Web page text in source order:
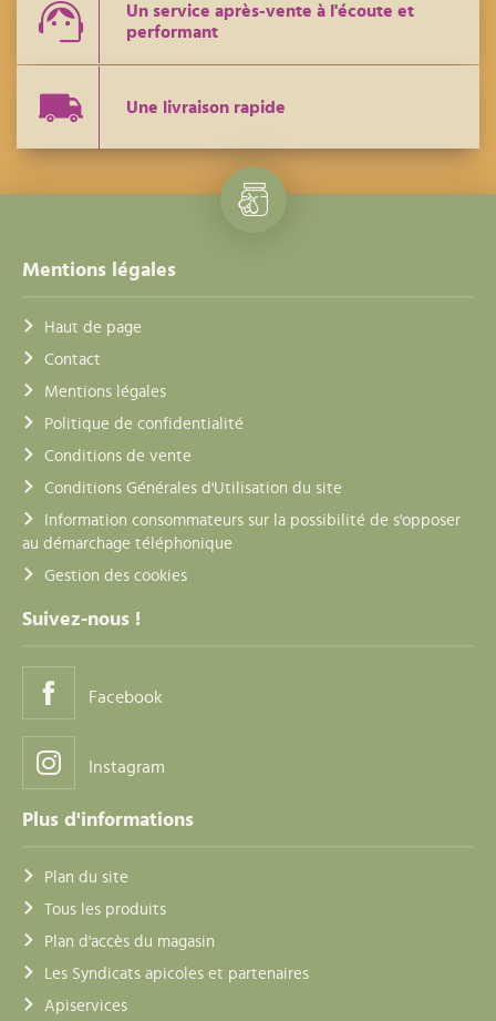
Un service après-vente à l'écoute et
performant
Une livraison rapide
Mentions légales
Haut de page
Contact
Mentions légales
Politique de confidentialité
Conditions de vente
Conditions Générales d'Utilisation du site
Information consommateurs sur la possibilité de s'opposer
au démarchage téléphonique
Gestion des cookies
Suivez-nous !
Facebook
Instagram
Plus d'informations
Plan du site
Tous les produits
Plan d'accès du magasin
Les Syndicats apicoles et partenaires
Apiservices